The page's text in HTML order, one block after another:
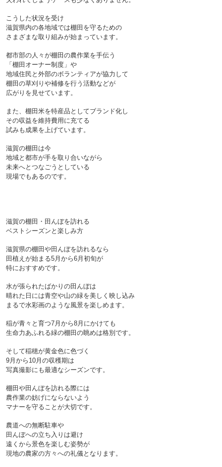
こうした状況を受け
滋賀県内の各地域では棚田を守るための
さまざまな取り組みが始まっています。
都市部の人々が棚田の農作業を手伝う
「棚田オーナー制度」や
地域住民と外部のボランティアが協力して
棚田の草刈りや補修を行う活動などが
広がりを見せています。
また、棚田米を特産品としてブランド化し
その収益を維持費用に充てる
試みも成果を上げています。
滋賀の棚田は今
地域と都市が手を取り合いながら
未来へとつなごうとしている
現場でもあるのです。
滋賀の棚田・田んぼを訪れる
ベストシーズンと楽しみ方
滋賀県の棚田や田んぼを訪れるなら
田植えが始まる5月から6月初旬が
特におすすめです。
水が張られたばかりの田んぼは
晴れた日には青空や山の緑を美しく映し込み
まるで水彩画のような風景を楽しめます。
稲が青々と育つ7月から8月にかけても
生命力あふれる緑の棚田の眺めは格別です。
そして稲穂が黄金色に色づく
9月から10月の収穫期は
写真撮影にも最適なシーズンです。
棚田や田んぼを訪れる際には
農作業の妨げにならないよう
マナーを守ることが大切です。
農道への無断駐車や
田んぼへの立ち入りは避け
遠くから景色を楽しむ姿勢が
現地の農家の方々への礼儀となります。